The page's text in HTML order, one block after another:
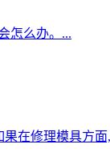
怎么办。...
在修理模具方